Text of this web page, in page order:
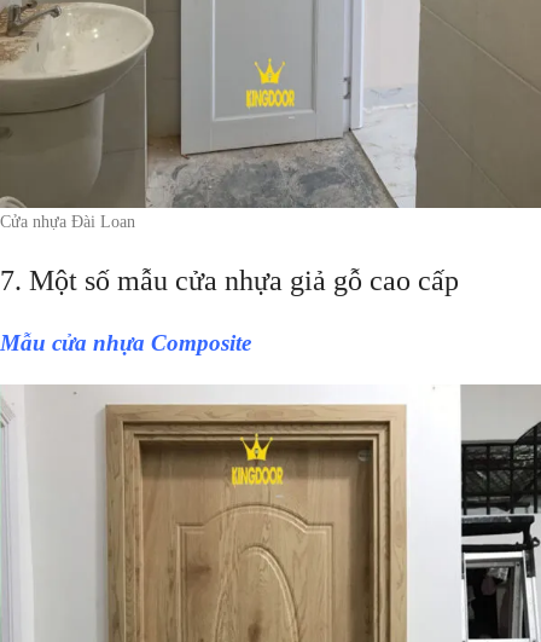
Cửa nhựa Đài Loan
7. Một số mẫu cửa nhựa giả gỗ cao cấp
Mẫu cửa nhựa Composite